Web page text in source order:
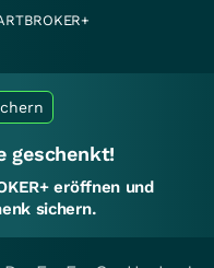
geschenkt!
eröffnen und
sichern.